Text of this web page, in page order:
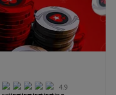
4.9